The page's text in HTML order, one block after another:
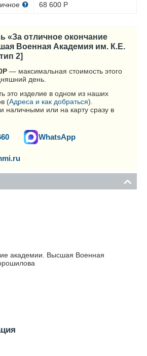
68 600 Р
«За отличное окончание
Военная Академия им. К.Е.
2]
Р — максимальная стоимость этого
день.
это изделие в одном из наших
(Адреса и как добраться).
наличными или на карту сразу в
WhatsApp
академии. Высшая Военная